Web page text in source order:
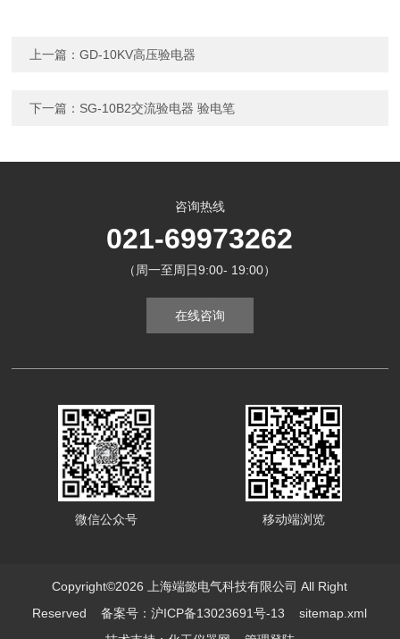
上一篇：GD-10KV高压验电器
下一篇： SG-10B2交流验电器 验电笔
咨询热线
021-69973262
（周一至周日9:00- 19:00）
在线咨询
微信公众号 移动端浏览
Copyright©2026 上海端懿电气科技有限公司 All Right
Reserved备案号：沪ICP备13023691号-13
sitemap.xml